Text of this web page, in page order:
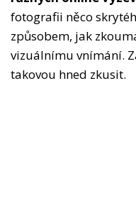
fotografii něco
způsobem, jak
vizuálnímu vnímání.
takovou hned zkusit.